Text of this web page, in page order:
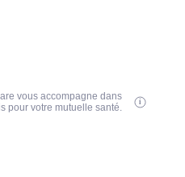
vous accompagne dans
pour votre mutuelle santé.